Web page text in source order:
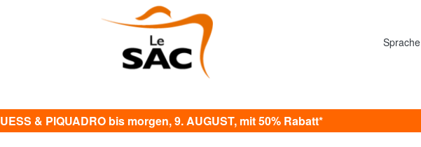
Sprache
& PIQUADRO bis morgen, 9. AUGUST, mit 50% Rabatt*